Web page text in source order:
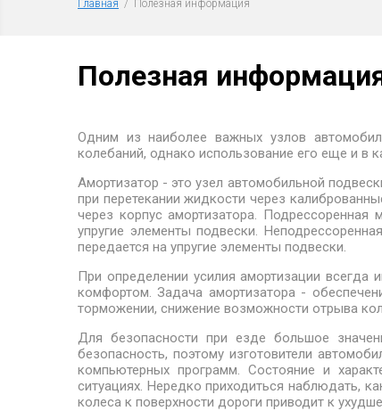
Главная
  /  Полезная информация
Полезная
Одним из наиболее важных узлов
колебаний, однако использование его еще и в
Амортизатор - это узел автомобильной
при перетекании жидкости через
через корпус амортизатора.
упругие элементы подвески.
передается на упругие элементы подвески.
При определении усилия амортизации
комфортом. Задача амортизатора -
торможении, снижение возможности отрыва
Для безопасности при езде большое
безопасность, поэтому изготовители
компьютерных программ. Состояние и
ситуациях. Нередко приходиться наблюдать,
колеса к поверхности дороги приводит к